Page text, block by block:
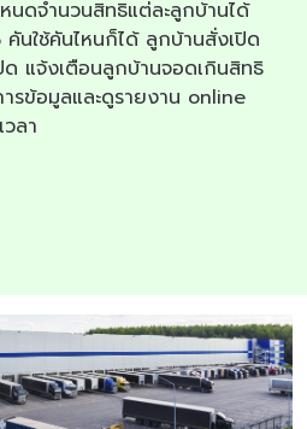
นดจำนวนสิทธิแต่ละลูกบ้านได้
นใช้คันไหนก็ได้ ลูกบ้านสั่งเปิด
แจ้งเตือนลูกบ้านจอดเกินสิทธิ
รข้อมูลและดูรายงาน online
ลา